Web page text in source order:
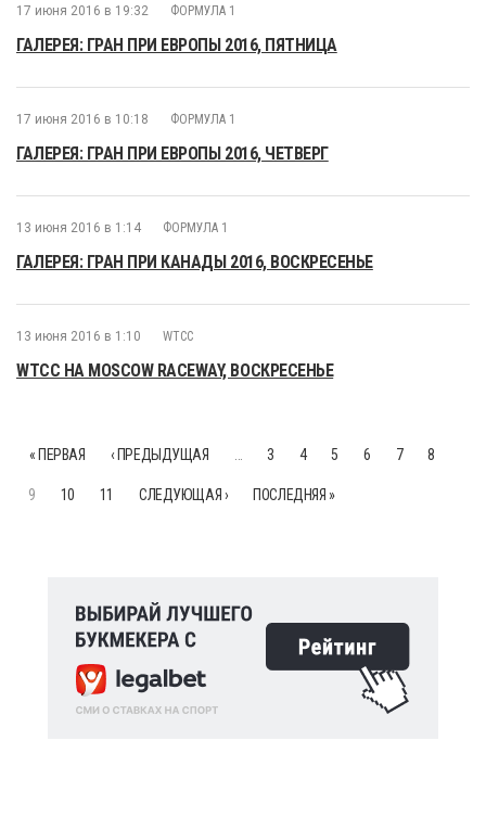
17 июня 2016 в 19:32 ФОРМУЛА 1
ГАЛЕРЕЯ: ГРАН ПРИ ЕВРОПЫ 2016, ПЯТНИЦА
17 июня 2016 в 10:18 ФОРМУЛА 1
ГАЛЕРЕЯ: ГРАН ПРИ ЕВРОПЫ 2016, ЧЕТВЕРГ
13 июня 2016 в 1:14 ФОРМУЛА 1
ГАЛЕРЕЯ: ГРАН ПРИ КАНАДЫ 2016, ВОСКРЕСЕНЬЕ
13 июня 2016 в 1:10 WTCC
WTCC НА MOSCOW RACEWAY, ВОСКРЕСЕНЬЕ
« ПЕРВАЯ ‹ ПРЕДЫДУЩАЯ 3 4 5 6 7 8
9 10 11 СЛЕДУЮЩАЯ › ПОСЛЕДНЯЯ »